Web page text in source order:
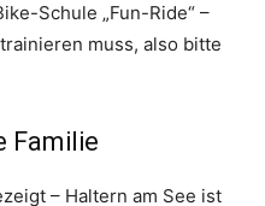
Schule „Fun-Ride“ –
muss, also bitte
Familie
– Haltern am See ist